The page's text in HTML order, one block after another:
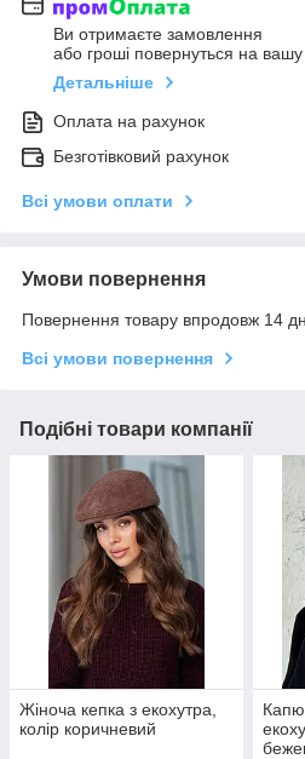
Ви отримаєте замовлення
або гроші повернуться на вашу
Детальніше
Оплата на рахунок
Безготівковий рахунок
Всі умови оплати
Умови повернення
Повернення товару впродовж 14
Всі умови повернення
Подібні товари компанії
Жіноча кепка з екохутра,
колір коричневий